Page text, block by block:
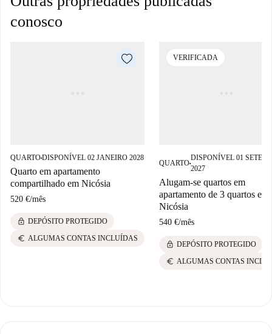
conosco
QUARTO■DISPONÍVEL 02 JANEIRO 2028
Quarto em apartamento
compartilhado em Nicósia
520 €/mês
lock DEPÓSITO PROTEGIDO
euro ALGUMAS CONTAS INCLUÍDAS
VERIFICADA
QUARTO■
DISPONÍVEL 01
2027
Alugam-se quartos em
apartamento de 3 quartos em
Nicósia
540 €/mês
lock DEPÓSITO PROTEGIDO
euro ALGUMAS CONTAS